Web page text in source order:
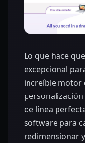
Lo que hace
excepcional
increíble motor
de línea
software para
redimensionar